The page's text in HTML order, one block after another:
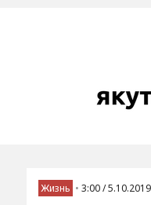
Жизнь • 3:00 / 5.10.2019